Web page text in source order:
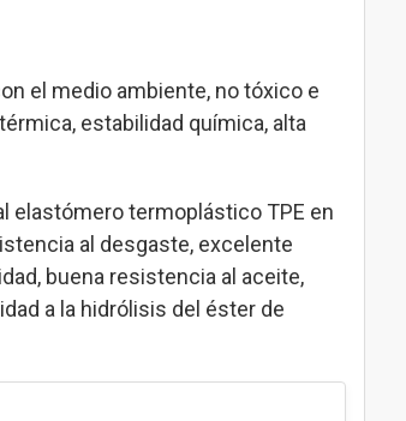
el medio ambiente, no tóxico e
estabilidad química, alta
elastómero termoplástico TPE en
al desgaste, excelente
buena resistencia al aceite,
a la hidrólisis del éster de